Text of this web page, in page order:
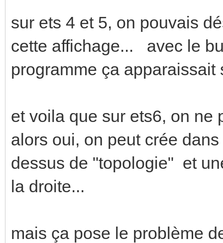
sur ets 4 et 5, on pouvais
cette affichage... avec le
programme ça apparaissait
et voila que sur ets6, on ne
alors oui, on peut crée
dessus de "topologie" et
la droite...
mais ça pose le problème